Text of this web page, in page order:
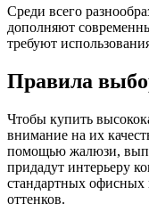
Среди всего
дополняют
требуют
Правила
Чтобы купить
внимание на их
помощью жалюзи,
придадут интерьеру
стандартных офисных
оттенков.